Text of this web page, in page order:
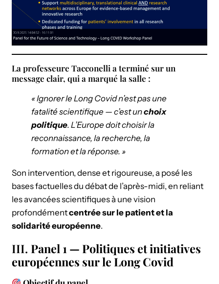
La professeure Tacconelli a terminé sur un
message clair, qui a marqué la salle :
« Ignorer le Long Covid n’est pas une
fatalité scientifique — c’est unchoix
politique. L’Europe doit choisir la
reconnaissance, la recherche, la
formation et la réponse. »
Son intervention, dense et rigoureuse, a posé les
bases factuelles du débat de l’après-midi, en reliant
les avancées scientifiques à une vision
profondémentcentrée sur le patient et la
solidarité européenne.
III. Panel 1 — Politiques et initiatives
européennes sur le Long Covid